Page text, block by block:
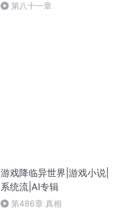
第八十一章
游戏降临异世界|游戏小说|
系统流|AI专辑
第486章 真相